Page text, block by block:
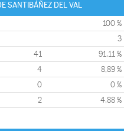
SANTIBÁÑEZ DEL VAL
100 %
3
41 91,11 %
4 8,89 %
0 0 %
2 4,88 %